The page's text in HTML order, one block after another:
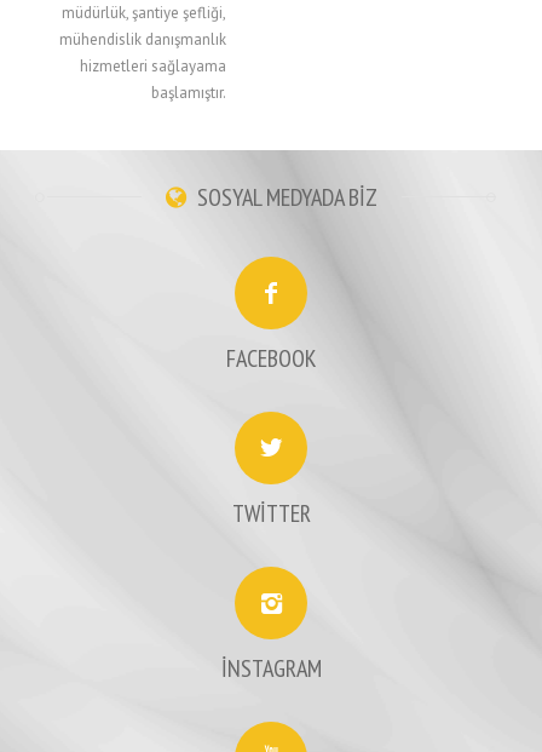
müdürlük, şantiye şefliği,
mühendislik danışmanlık
hizmetleri sağlayama
başlamıştır.
SOSYAL MEDYADA BİZ
FACEBOOK
TWİTTER
İNSTAGRAM